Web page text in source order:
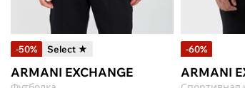
-50% Select ★
ARMANI EXCHANGE
-60%
ARMANI